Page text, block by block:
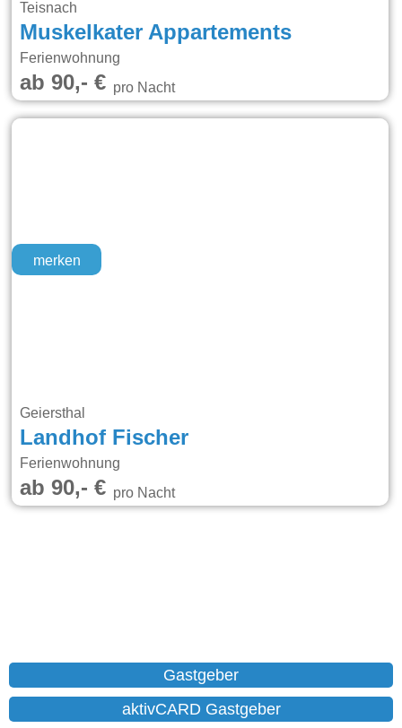
Teisnach
Muskelkater Appartements
Ferienwohnung
ab 90,- €pro Nacht
merken
Geiersthal
Landhof Fischer
Ferienwohnung
ab 90,- €pro Nacht
Gastgeber
aktivCARD Gastgeber